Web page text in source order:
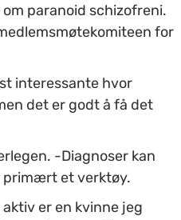
paranoid schizofreni.
for
interessante hvor
det er godt å få det
-Diagnoser kan
primært et verktøy.
er en kvinne jeg